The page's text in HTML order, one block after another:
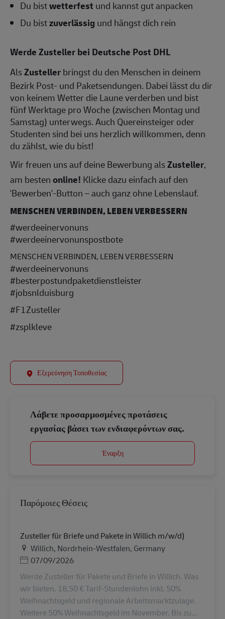
Du bistwetterfest und kannst gut anpacken
Du bistzuverlässigund hängst dich rein
WerdeZustellerbei Deutsche Post DHL
AlsZustellerbringst du den Menschen in deinem
Bezirk Post- und Paketsendungen. Dabei lässt du dir
von keinem Wetter die Laune verderben und bist
fünf Werktage pro Woche (zwischen Montag und
Samstag) unterwegs. Auch Quereinsteiger oder
Studenten sind bei uns herzlich willkommen, denn
du zählst, wie du bist!
Wir freuen uns auf deine Bewerbung alsZusteller,
am bestenonline! Klicke dazu einfach auf den
'Bewerben'-Button – auch ganz ohne Lebenslauf.
MENSCHEN VERBINDEN, LEBEN VERBESSERN
#werdeeinervonuns
#werdeeinervonunspostbote
MENSCHEN VERBINDEN, LEBEN VERBESSERN
#werdeeinervonuns
#besterpostundpaketdienstleister
#jobsnlduisburg
#F1Zusteller
#zsplkleve
Εξερεύνηση Τοποθεσίας
Λάβετε προσαρμοσμένες προτάσεις
εργασίας βάσει των ενδιαφερόντων σας.
Έναρξη
Παρόμοιες Θέσεις
Zusteller für Briefe und Pakete in Willich m/w/d)
Τοποθεσία
Willich, Nordrhein-Westfalen, Germany
Ημερομηνία Ανάρτησης
07/09/2026
Werde Zusteller für Pakete und Briefe in Willich. Was
wir bieten. 18,50 € Tarif-Stundenlohn inkl. 50%
Weihnachtsgeld und regionale Arbeitsmarktzulage.
Weitere 50% Weihnachtsgeld im November. Bis zu...